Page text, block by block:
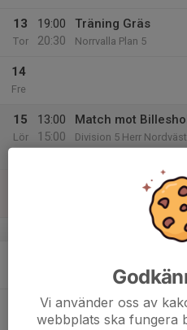
13
Tor
19:00
20:30
Träning Gräs
Norrvalla Plan 5
14
Fre
15
Lör
13:00
15:00
Match mot
Division 5 Herr
19:00
20:30
Träning Gräs
Norrvalla Plan 5
Vi använder oss av
webbplats ska fungera